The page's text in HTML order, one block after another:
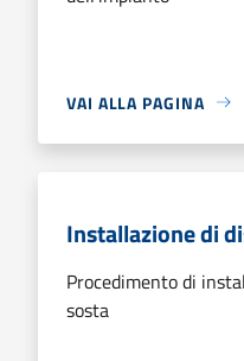
VAI ALLA PAGINA
Installazione di
Procedimento di
sosta